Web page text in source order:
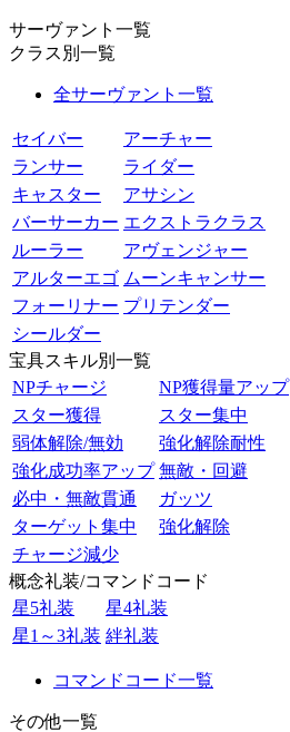
サーヴァント一覧
クラス別一覧
全サーヴァント一覧
セイバー
アーチャー
ランサー
ライダー
キャスター
アサシン
バーサーカー エクストラクラス
ルーラー
アヴェンジャー
アルターエゴ ムーンキャンサー
フォーリナー プリテンダー
シールダー
宝具スキル別一覧
NPチャージ
NP獲得量アップ
スター獲得
スター集中
弱体解除/無効
強化解除耐性
強化成功率アップ 無敵・回避
必中・無敵貫通
ガッツ
ターゲット集中
強化解除
チャージ減少
概念礼装/コマンドコード
星5礼装
星4礼装
星1～3礼装 絆礼装
コマンドコード一覧
その他一覧